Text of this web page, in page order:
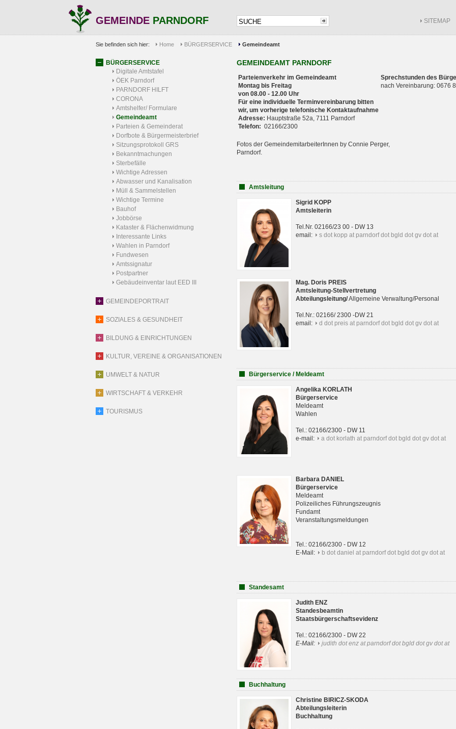
GEMEINDE PARNDORF SITEMAP
Sie befinden sich hier: Home BÜRGERSERVICE Gemeindeamt
BÜRGERSERVICE
Digitale Amtstafel
ÖEK Parndorf
PARNDORF HILFT
CORONA
Amtshelfer/ Formulare
Gemeindeamt
Parteien & Gemeinderat
Dorfbote & Bürgermeisterbrief
Sitzungsprotokoll GRS
Bekanntmachungen
Sterbefälle
Wichtige Adressen
Abwasser und Kanalisation
Müll & Sammelstellen
Wichtige Termine
Bauhof
Jobbörse
Kataster & Flächenwidmung
Interessante Links
Wahlen in Parndorf
Fundwesen
Amtssignatur
Postpartner
Gebäudeinventar laut EED III
GEMEINDEPORTRAIT
SOZIALES & GESUNDHEIT
BILDUNG & EINRICHTUNGEN
KULTUR, VEREINE & ORGANISATIONEN
UMWELT & NATUR
WIRTSCHAFT & VERKEHR
TOURISMUS
GEMEINDEAMT PARNDORF
Parteienverkehr im Gemeindeamt
Montag bis Freitag
von 08.00 - 12.00 Uhr
Für eine individuelle Terminvereinbarung bitten
wir, um vorherige telefonische Kontaktaufnahme
Adresse: Hauptstraße 52a, 7111 Parndorf
Telefon: 02166/2300
Sprechstunden des
nach Vereinbarung: 0676
Fotos der GemeindemitarbeiterInnen by Connie Perger,
Parndorf.
Amtsleitung
Sigrid KOPP
Amtsleiterin
Tel.Nr. 02166/23 00 - DW 13
email:
s dot kopp at parndorf dot bgld dot gv dot at
Mag. Doris PREIS
Amtsleitung-Stellvertretung
Abteilungsleitung/Allgemeine Verwaltung/Personal
Tel.Nr.: 02166/ 2300 -DW 21
email:
d dot preis at parndorf dot bgld dot gv dot at
Bürgerservice / Meldeamt
Angelika KORLATH
Bürgerservice
Meldeamt
Wahlen
Tel.: 02166/2300 - DW 11
e-mail:
a dot korlath at parndorf dot bgld dot gv dot at
Barbara DANIEL
Bürgerservice
Meldeamt
Polizeiliches Führungszeugnis
Fundamt
Veranstaltungsmeldungen
Tel.: 02166/2300 - DW 12
E-Mail:
b dot daniel at parndorf dot bgld dot gv dot at
Standesamt
Judith ENZ
Standesbeamtin
Staatsbürgerschaftsevidenz
Tel.: 02166/2300 - DW 22
E-Mail:
judith dot enz at parndorf dot bgld dot gv dot at
Buchhaltung
Christine BIRICZ-SKODA
Abteilungsleiterin
Buchhaltung